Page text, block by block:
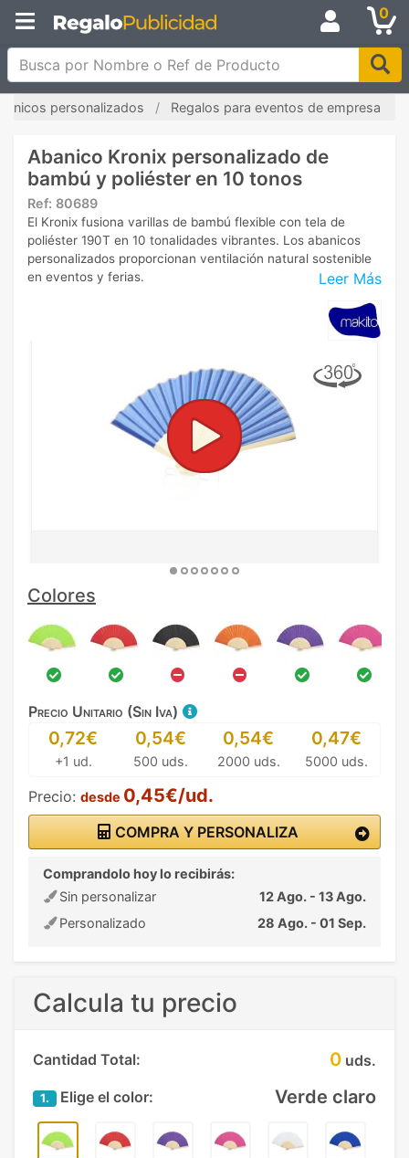
0
Busca por Nombre o Ref de Producto
personalizados Regalos para eventos de empresa
Abanico Kronix personalizado de
bambú y poliéster en 10 tonos
Ref: 80689
Leer Más
El Kronix fusiona varillas de bambú flexible con tela de
poliéster 190T en 10 tonalidades vibrantes. Los abanicos
personalizados proporcionan ventilación natural sostenible
en eventos y ferias.
Colores
Precio Unitario (Sin Iva)
0,72€
+1 ud.
0,54€
500 uds.
0,54€
2000 uds.
0,47€
5000 uds.
Precio: desde 0,45€/ud.
COMPRA Y PERSONALIZA
Comprandolo hoy lo recibirás:
Sin personalizar
12 Ago. - 13 Ago.
Personalizado
28 Ago. - 01 Sep.
Calcula tu precio
Cantidad Total: 0 uds.
1. Elige el color: Verde claro